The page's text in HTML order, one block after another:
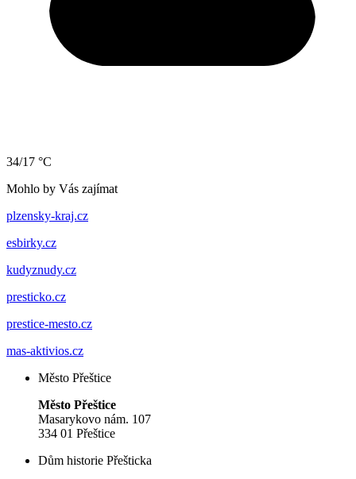
34/17 °C
Mohlo by Vás zajímat
plzensky-kraj.cz
esbirky.cz
kudyznudy.cz
presticko.cz
prestice-mesto.cz
mas-aktivios.cz
Město Přeštice
Město Přeštice
Masarykovo nám. 107
334 01 Přeštice
Dům historie Přešticka